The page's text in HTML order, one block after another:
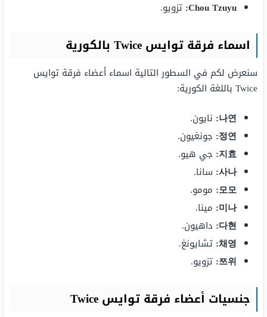
Chou Tzuyu: تزويو.
اسماء فرقة توايس Twice بالكورية
سنعرض لكم في السطور التالية اسماء أعضاء فرقة توايس
Twice باللغة الكورية:
나연: نايون.
정연: جونغيون.
지효: جي هيو.
사나: سانا.
모모: مومو.
미나: مينا.
다현: داهيون.
채영: تشايونغ.
쯔위: تزويو.
جنسيات أعضاء فرقة توايس Twice